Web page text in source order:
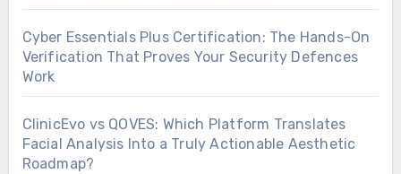
Cyber Essentials Plus Certification: The Hands-On
Verification That Proves Your Security Defences
Work
ClinicEvo vs QOVES: Which Platform Translates
Facial Analysis Into a Truly Actionable Aesthetic
Roadmap?